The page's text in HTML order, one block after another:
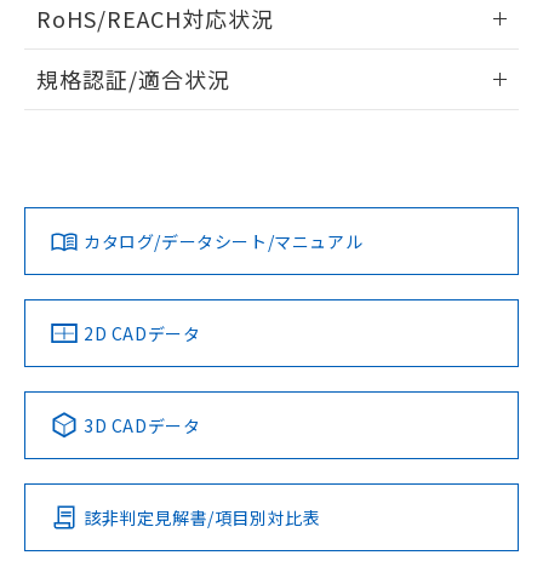
ドすることができます。
ログイン/会員登録
ダウンロードデータをご利用いただく前に、以下を必ずお読
みください。
ソフトウェアの使用条件
RoHS/REACH対応状況
EU RoHS 注意事項・凡例
対応済み
中国 RoHS 注意事項・凡例
Pb Hg Cd Cr(VI)
O
規格認証/適合状況
LR型式承認
（イギリス
船舶規格）
DNV型式承認
（ノルウェー
BV型式承認
（フランス
KR型式
（韓国
No No No No
この製品の規格認証/適合状況ページへ
その他の認証はこちらのページからご検索ください
カタログ/データシート/マニュアル
2D CADデータ
3D CADデータ
該非判定見解書/項目別対比表
していることから、特段のことがない限
り、2022年1月12日より割愛しておりま
す。